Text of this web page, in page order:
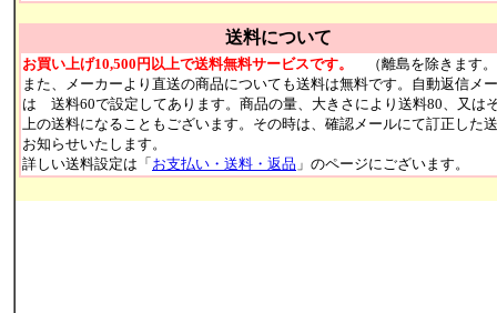
送料について
お買い上げ10,500円以上で送料無料サービスです。
（離島を除きます
また、メーカーより直送の商品についても送料は無料です。自動返信メ
は 送料60で設定してあります。商品の量、大きさにより送料80、又は
上の送料になることもございます。その時は、確認メールにて訂正した
お知らせいたします。
詳しい送料設定は「 お支払い・送料・返品 」のページにございます。